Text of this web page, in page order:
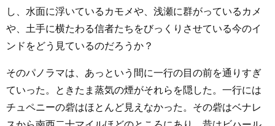
し、水面に浮いているカモメや、浅瀬に群がっているカメ
や、土手に横たわる信者たちをびっくりさせている今のイ
ンドをどう見ているのだろうか？
そのパノラマは、あっという間に一行の目の前を通りすぎ
ていった。ときたま蒸気の煙がそれらを隠した。一行には
チュペニーの砦はほとんど見えなかった。その砦はベナレ